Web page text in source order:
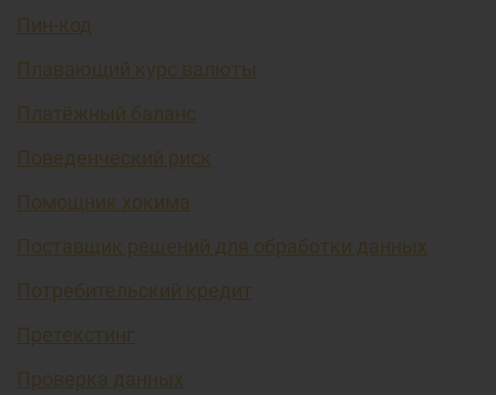
Пин-код
Плавающий курс валюты
Платёжный баланс
Поведенческий риск
Помощник хокима
Поставщик решений для обработки данных
Потребительский кредит
Претекстинг
Проверка данных